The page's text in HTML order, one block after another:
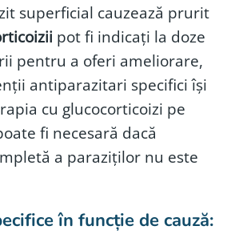
superficial cauzează prurit
pot fi indicați la doze
pentru a oferi ameliorare,
antiparazitari specifici își
cu glucocorticoizi pe
fi necesară dacă
a paraziților nu este
în funcție de cauză: